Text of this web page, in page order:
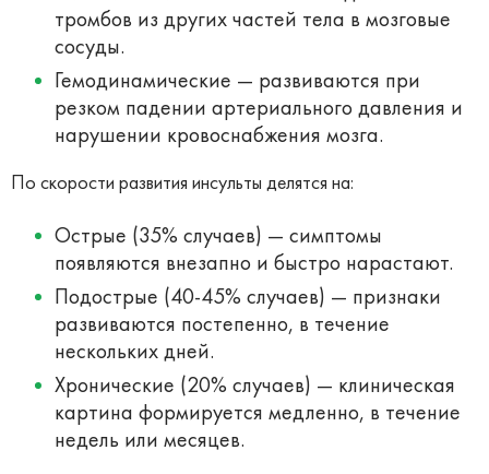
тромбов из других частей тела в мозговые
сосуды.
Гемодинамические — развиваются при
резком падении артериального давления и
нарушении кровоснабжения мозга.
По скорости развития инсульты делятся на:
Острые (35% случаев) — симптомы
появляются внезапно и быстро нарастают.
Подострые (40-45% случаев) — признаки
развиваются постепенно, в течение
нескольких дней.
Хронические (20% случаев) — клиническая
картина формируется медленно, в течение
недель или месяцев.